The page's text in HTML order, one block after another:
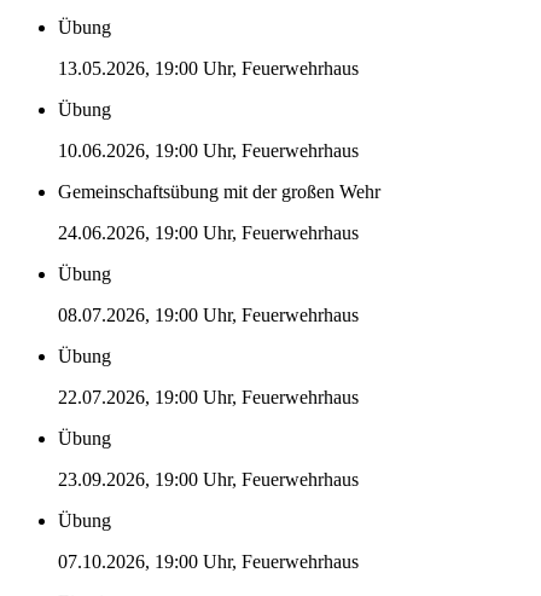
Übung
13.05.2026, 19:00 Uhr, Feuerwehrhaus
Übung
10.06.2026, 19:00 Uhr, Feuerwehrhaus
Gemeinschaftsübung mit der großen Wehr
24.06.2026, 19:00 Uhr, Feuerwehrhaus
Übung
08.07.2026, 19:00 Uhr, Feuerwehrhaus
Übung
22.07.2026, 19:00 Uhr, Feuerwehrhaus
Übung
23.09.2026, 19:00 Uhr, Feuerwehrhaus
Übung
07.10.2026, 19:00 Uhr, Feuerwehrhaus